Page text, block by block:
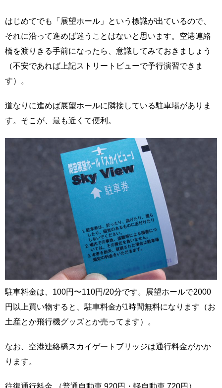
はじめてでも「展望ホール」という標識が出ているので、
それに沿って進めば迷うことはないと思います。空港連絡
橋を渡りきる手前になったら、意識してみておきましょう
（不安であれば上記ストリートビューで予行演習できま
す）。
道なりに進めば展望ホールに隣接している駐車場がありま
す。そこが、最も近くて便利。
駐車料金は、100円〜110円/20分です。展望ホールで2000
円以上買い物すると、駐車料金が1時間無料になります（お
土産とか飛行機グッズとか売ってます）。
なお、空港連絡橋スカイゲートブリッジは通行料金がかか
ります。